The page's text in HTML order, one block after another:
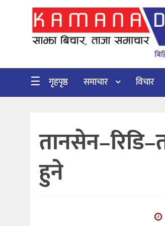
गृहपृष्ठ
विचार
कुटनिती
बाणिज्य
☰ गृहपृष्ठ समाचार विचार
हुने